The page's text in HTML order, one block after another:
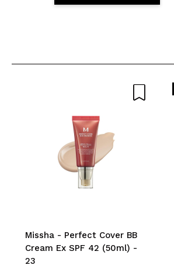
Missha - Perfect Cover BB
Cream Ex SPF 42 (50ml) -
23